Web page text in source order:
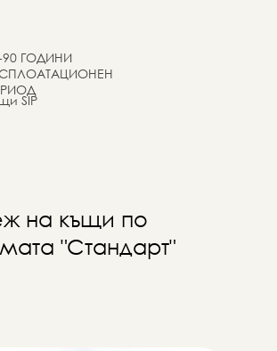
90 ГОДИНИ
SIP
на къщи по
"Стандарт"